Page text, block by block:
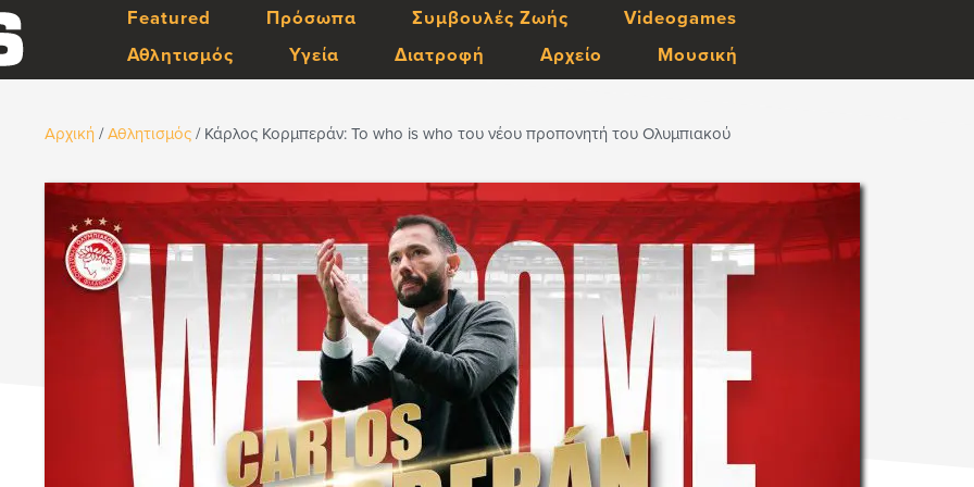
Featured Πρόσωπα Συμβουλές Ζωής
Videogames
Αθλητισμός
Υγεία Διατροφή Αρχείο Μουσική
Αρχική / Αθλητισμός /Κάρλος Κορμπεράν: Το who is who του νέου προπονητή του Ολυμπιακού